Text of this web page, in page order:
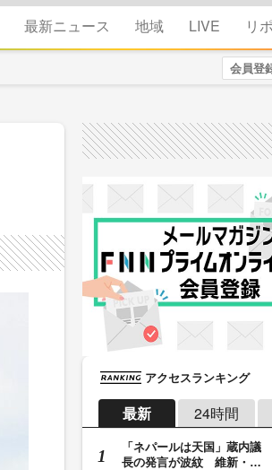
最新ニュース 地域 LIVE リ
会員登
アクセスランキング
最新 24時間
「ネパールは天国」蔵内議
長の発言が波紋 維新・吉